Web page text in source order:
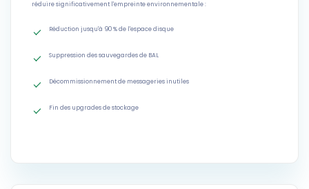
réduire significativement l'empreinte environnementale :
Réduction jusqu'à 90 % de l'espace disque
Suppression des sauvegardes de BAL
Décommissionnement de messageries inutiles
Fin des upgrades de stockage